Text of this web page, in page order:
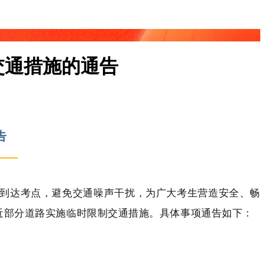
措施的通告
达考点，避免交通噪声干扰，为广大考生营造安全、畅
分道路实施临时限制交通措施。具体事项通告如下：